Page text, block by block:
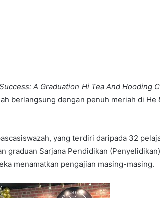
A Graduation Hi Tea And Hooding
berlangsung dengan penuh meriah di He
yang terdiri daripada 32
graduan Sarjana Pendidikan
menamatkan pengajian masing-masing.